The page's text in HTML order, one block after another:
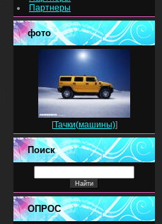
Партнеры
фото
[Тачки(машины)]
Поиск
ОПРОС